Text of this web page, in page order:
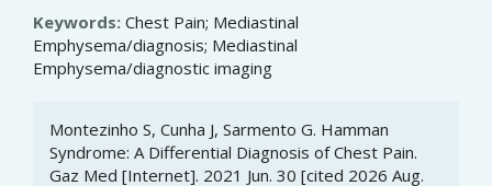
Keywords: Chest Pain; Mediastinal
Emphysema/diagnosis; Mediastinal
Emphysema/diagnostic imaging
Article
Details
Montezinho S, Cunha J, Sarmento G. Hamman
Syndrome: A Differential Diagnosis of Chest Pain.
Gaz Med [Internet]. 2021 Jun. 30 [cited 2026 Aug.